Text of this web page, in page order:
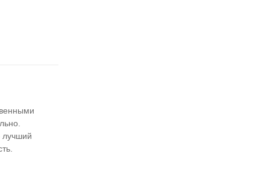
лучший